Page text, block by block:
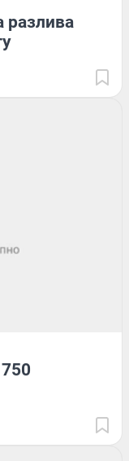
разлива